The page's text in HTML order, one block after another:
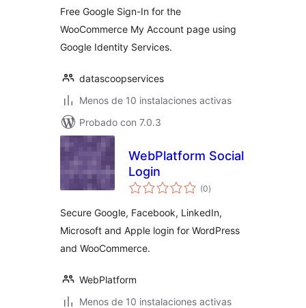
Free Google Sign-In for the
WooCommerce My Account page using
Google Identity Services.
datascoopservices
Menos de 10 instalaciones activas
Probado con 7.0.3
WebPlatform Social
Login
(0total
de
)
Secure Google, Facebook, LinkedIn,
Microsoft and Apple login for WordPress
and WooCommerce.
WebPlatform
Menos de 10 instalaciones activas